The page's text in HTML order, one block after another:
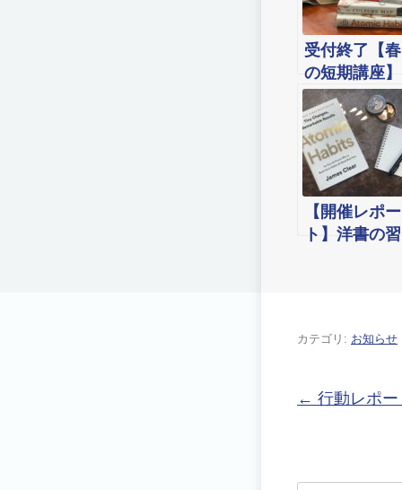
受付終了【春
の短期講座】
良い習慣をつ
くる「習慣
学」& 異文化
を学ぶ「異文
化コミュニケ
ーション学」
＆ 会話力を
（通学コース
【開催レポー
ト】洋書の習
ークショップ
カテゴリ: お知らせ
投稿ナビゲー
← 行動レポ